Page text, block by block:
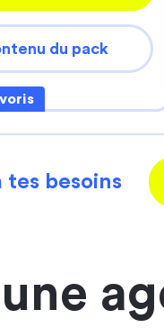
du pack
tes besoins